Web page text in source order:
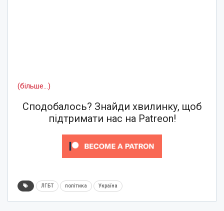
(більше…)
Сподобалось? Знайди хвилинку, щоб
підтримати нас на Patreon!
ЛГБТ політика Україна